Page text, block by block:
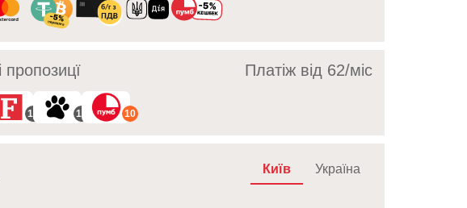
пропозицї Платіж від 62/мic
10 10 10
Київ Україна